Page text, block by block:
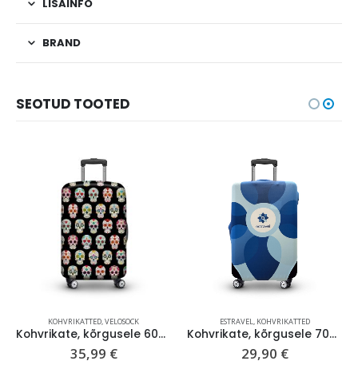
LISAINFO
BRAND
SEOTUD TOOTED
KOHVRIKATTED,VELOSOCK
Kohvrikate, kõrgusele 60-69 cm, Mexico M
35,99 €
ESTRAVEL, KOHVRIKATTED
Kohvrikate, kõrgusele 70-79 cm, Estravel V2
29,90 €